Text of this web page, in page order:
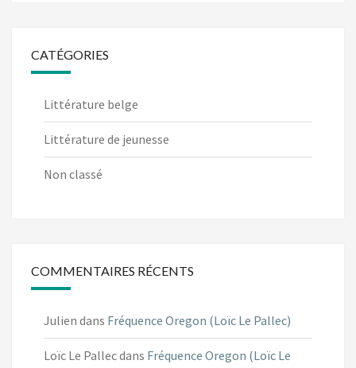
CATÉGORIES
Littérature belge
Littérature de jeunesse
Non classé
COMMENTAIRES RÉCENTS
Julien dans Fréquence Oregon (Loïc Le Pallec)
Loïc Le Pallecdans Fréquence Oregon (Loïc Le